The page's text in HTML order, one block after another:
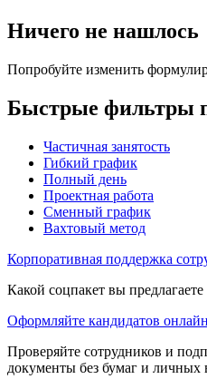
Ничего не нашлось
Попробуйте изменить
Быстрые фильтры
Частичная занятость
Гибкий график
Полный день
Проектная работа
Сменный график
Вахтовый метод
Корпоративная поддержка
Какой соцпакет вы
Оформляйте кандидатов онлайн
Проверяйте сотрудников и
документы без бумаг и личных